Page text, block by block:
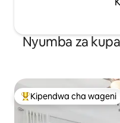
Nyumba za
Kipendwa maarufu cha
Kipendwa cha wageni